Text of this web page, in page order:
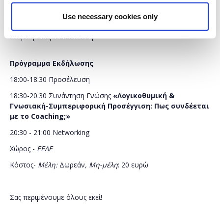
Use necessary cookies only
Λεωφ. Ιωνίας 200 και Ιακωβάτων 61.Θαδοθούν
πιστοποιητικά παρακολούθησης για όσους καταγράφουν τις
ατομική τους διαπίστευση.
Πρόγραμμα Εκδήλωσης
18:00-18:30 Προσέλευση
18:30-20:30 Συνάντηση Γνώσης «Λογικοθυμική &
Γνωσιακή-Συμπεριφορική Προσέγγιση: Πως συνδέεται
με το Coaching;»
20:30 - 21:00 Networking
Χώρος - ΕΕΔΕ
Κόστος- Μέλη: Δωρεάν, Μη-μέλη: 20 ευρώ
Σας περιμένουμε όλους εκεί!